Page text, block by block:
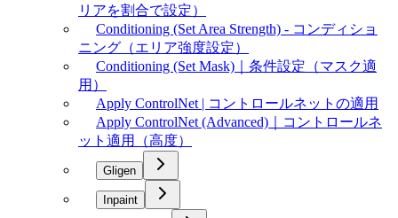
リアを割合で設定）
Conditioning (Set Area Strength) - コンディショ
ニング（エリア強度設定）
Conditioning (Set Mask)｜条件設定（マスク適
用）
Apply ControlNet | コントロールネットの適用
Apply ControlNet (Advanced)｜コントロールネ
ット適用（高度）
Gligen
Inpaint